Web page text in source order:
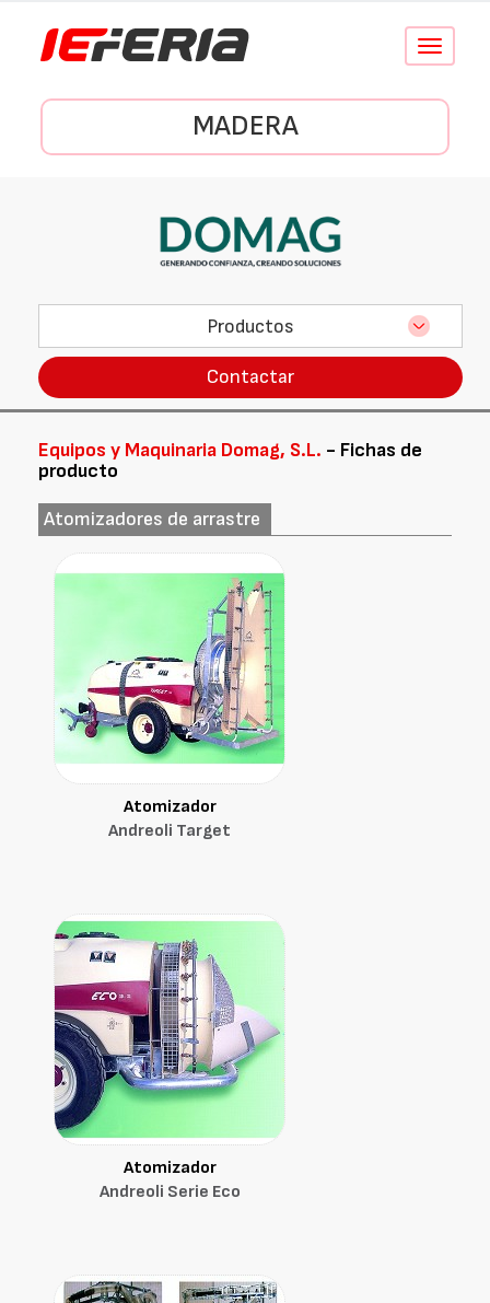
Conmutar
MADERA
Productos
Contactar
Equipos y Maquinaria Domag, S.L. - Fichas de
producto
Atomizadores de arrastre
Atomizador
Andreoli Target
Atomizador
Andreoli Serie Eco